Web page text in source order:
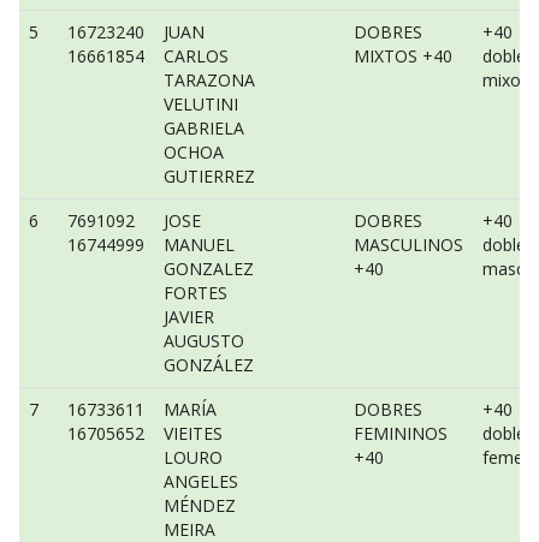
5
16723240
16661854
JUAN
CARLOS
TARAZONA
VELUTINI
GABRIELA
OCHOA
GUTIERREZ
DOBRES
MIXTOS +40
+40
dobles
mixo
6
7691092
16744999
JOSE
MANUEL
GONZALEZ
FORTES
JAVIER
AUGUSTO
GONZÁLEZ
DOBRES
MASCULINOS
+40
+40
dobles
7
16733611
16705652
MARÍA
VIEITES
LOURO
ANGELES
MÉNDEZ
MEIRA
DOBRES
FEMININOS
+40
+40
dobles